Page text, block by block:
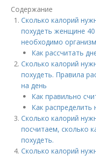
Содержание
Сколько калорий
похудеть женщине
необходимо
Как рассчитать
Сколько калорий
похудеть. Правила
на день
Как правильно
Как распределить
Сколько калорий
посчитаем, сколько
похудеть.
Сколько калорий